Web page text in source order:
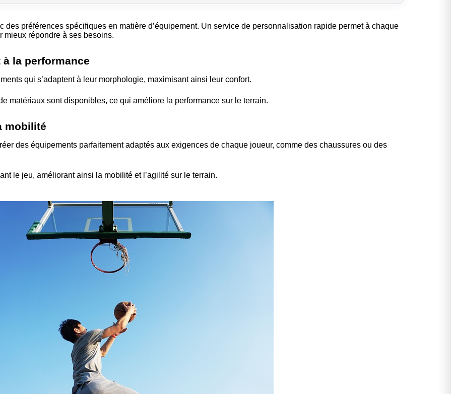
préférences spécifiques en matière d’équipement. Un service de personnalisation rapide permet à chaque
mieux répondre à ses besoins.
la performance
qui s’adaptent à leur morphologie, maximisant ainsi leur confort.
matériaux sont disponibles, ce qui améliore la performance sur le terrain.
mobilité
des équipements parfaitement adaptés aux exigences de chaque joueur, comme des chaussures ou des
le jeu, améliorant ainsi la mobilité et l’agilité sur le terrain.